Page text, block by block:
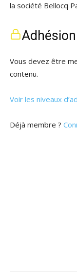
la société Bellocq
Vous devez être
contenu.
Voir les niveaux
Déjà membre ?